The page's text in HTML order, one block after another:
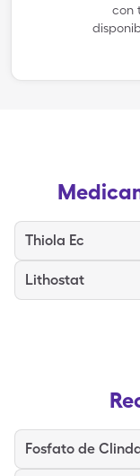
con
Thiola Ec
Lithostat